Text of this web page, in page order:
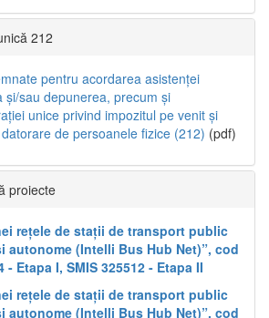
212
pentru acordarea asistenței
și/sau depunerea, precum și
unice privind impozitul pe venit și
de persoanele fizice (212) (pdf)
proiecte
rețele de stații de transport public
autonome (Intelli Bus Hub Net)”, cod
- Etapa I, SMIS 325512 - Etapa II
rețele de stații de transport public
autonome (Intelli Bus Hub Net)”, cod